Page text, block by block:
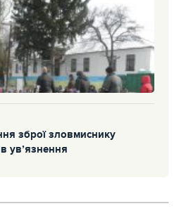
зброї зловмиснику
ув’язнення